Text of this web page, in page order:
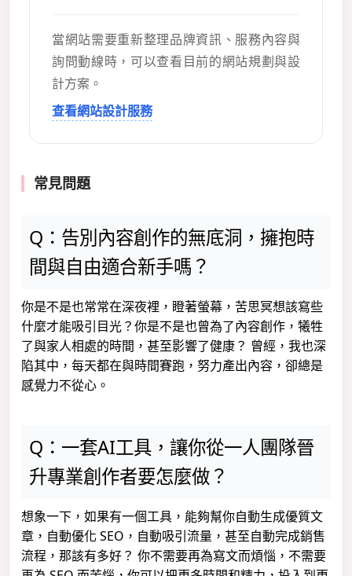
當網站需要重新整理品牌資訊、服務內容與
詢問動線時，可以查看目前的網站規劃與設
計方案。
查看網站設計服務
常見問題
Q：告別內容創作的無底洞，擁抱時
間與自由適合新手嗎？
你是不是也常常在深夜裡，瞪著螢幕，苦思冥想該寫些
什麼才能吸引目光？你是不是也曾為了內容創作，犧牲
了與家人相處的時間，甚至影響了健康？ 曾經，我也深
陷其中，每天都在與時間賽跑，努力產出內容，卻總是
感覺力不從心。
Q：一套AI工具，讓你從一人團隊晉
升專業創作者要怎麼做？
想象一下，如果有一個工具，能夠幫你自動生成優質文
章，自動優化 SEO，自動吸引流量，甚至自動完成銷售
流程，那該有多好？ 你不需要再為寫文而煩惱，不需要